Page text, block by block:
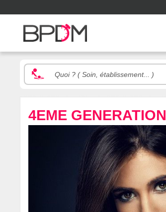
4EME GENERATION